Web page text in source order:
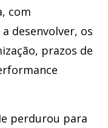
com
desenvolver, os
prazos de
perdurou para